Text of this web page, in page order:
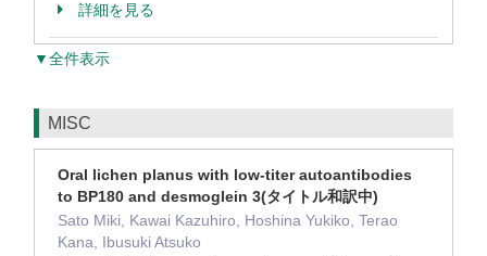
詳細を見る
▼全件表示
MISC
Oral lichen planus with low-titer autoantibodies
to BP180 and desmoglein 3(タイトル和訳中)
Sato Miki, Kawai Kazuhiro, Hoshina Yukiko, Terao
Kana, Ibusuki Atsuko